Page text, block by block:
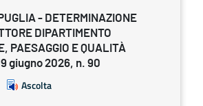
- DETERMINAZIONE
DIPARTIMENTO
PAESAGGIO E QUALITÀ
giugno 2026, n. 90
Ascolta